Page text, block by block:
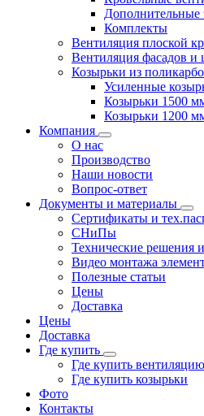
Дополнительные
Комплекты
Вентиляция плоской
Вентиляция фасадов и
Козырьки из
Усиленные
Козырьки 1500
Козырьки 1200
Компания
О нас
Производство
Наши новости
Вопрос-ответ
Документы и материалы
Сертификаты и
СНиПы
Технические решения
Видео монтажа
Полезные статьи
Цены
Доставка
Цены
Доставка
Где купить
Где купить вентиляцию
Где купить козырьки
Фото
Контакты